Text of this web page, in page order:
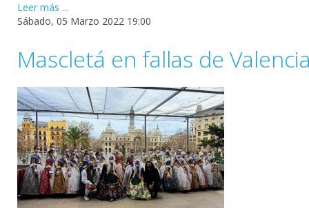
Leer más ...
Sábado, 05 Marzo 2022 19:00
Mascletá en fallas de